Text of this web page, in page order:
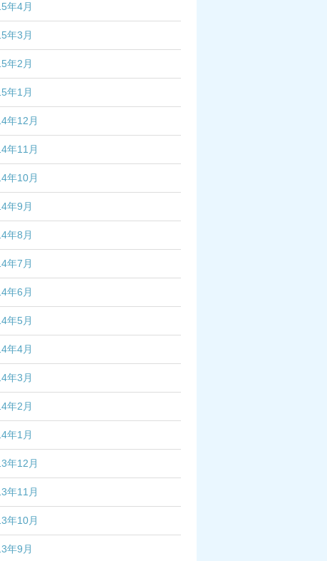
年4月
年3月
年2月
年1月
年12月
年11月
年10月
年9月
年8月
年7月
年6月
年5月
年4月
年3月
年2月
年1月
年12月
年11月
年10月
年9月